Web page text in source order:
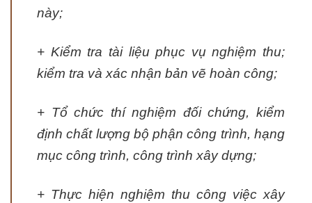
này;
+ Kiểm tra tài liệu phục vụ nghiệm thu;
kiểm tra và xác nhận bản vẽ hoàn công;
+ Tổ chức thí nghiệm đối chứng, kiểm
định chất lượng bộ phận công trình, hạng
mục công trình, công trình xây dựng;
+ Thực hiện nghiệm thu công việc xây